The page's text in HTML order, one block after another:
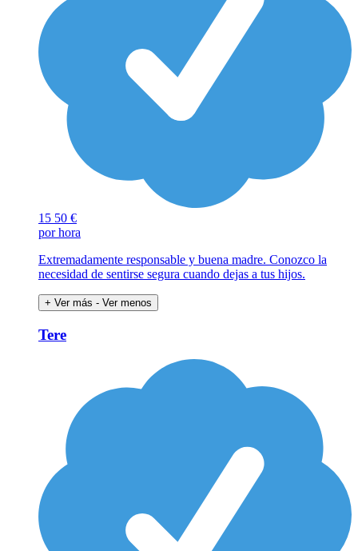
15 50 €
por hora
Extremadamente responsable y buena madre. Conozco la
necesidad de sentirse segura cuando dejas a tus hijos.
+ Ver más - Ver menos
Tere